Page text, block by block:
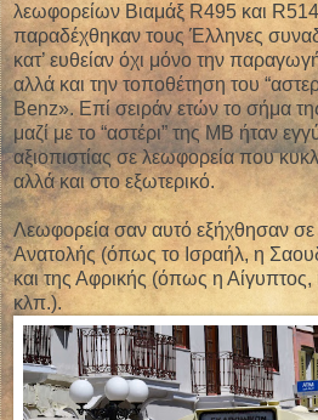
λεωφορείων Βιαμάξ R495 και R514
παραδέχθηκαν τους Έλληνες
κατ’ ευθείαν όχι μόνο την
αλλά και την τοποθέτηση του
Benz». Επί σειράν ετών το σήμα
μαζί με το “αστέρι” της ΜΒ ήταν
αξιοπιστίας σε λεωφορεία που
αλλά και στο εξωτερικό.
Λεωφορεία σαν αυτό εξήχθησαν
Ανατολής (όπως το Ισραήλ, η
και της Αφρικής (όπως η Αίγυπτος,
κλπ.).